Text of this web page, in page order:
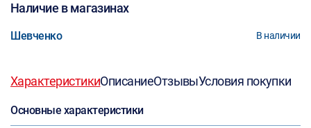
Наличие в магазинах
Шевченко В наличии
ХарактеристикиОписаниеОтзывыУсловия покупки
Основные характеристики